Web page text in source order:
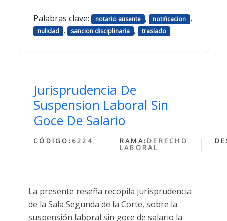
Palabras clave: notario ausente , notificacion ,
nulidad , sancion disciplinaria , traslado
Jurisprudencia De
Suspension Laboral Sin
Goce De Salario
CÓDIGO: 6224 RAMA: DERECHO
LABORAL
La presente reseña recopila jurisprudencia
de la Sala Segunda de la Corte, sobre la
suspensión laboral sin goce de salario la